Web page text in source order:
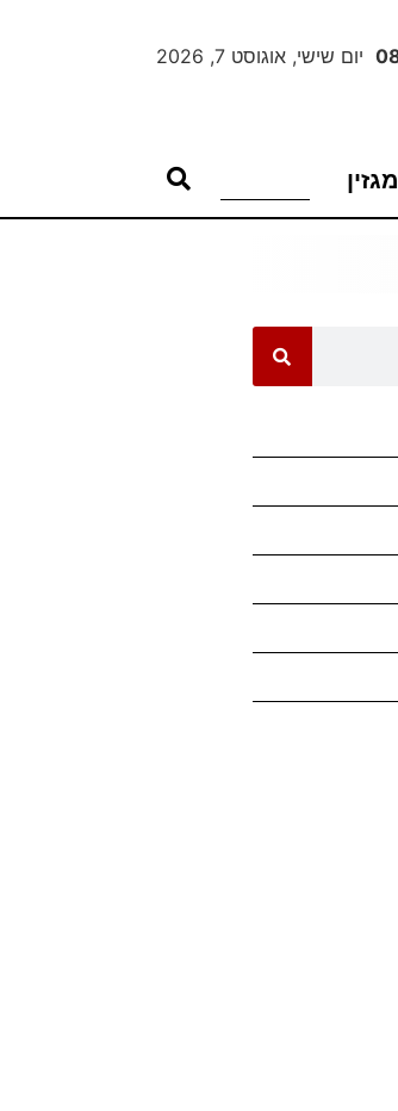
יום שישי, אוגוסט 7, 2026
מגזין